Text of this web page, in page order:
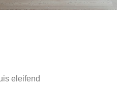
eleifend